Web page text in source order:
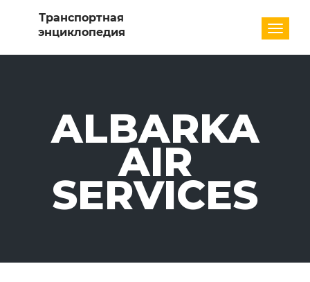
ALBARKA
AIR
SERVICES